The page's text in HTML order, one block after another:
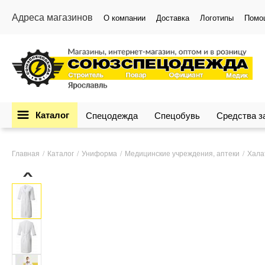
Адреса магазинов О компании Доставка Логотипы
Каталог Спецодежда Спецобувь Средства
Главная Каталог Униформа Медицинские учреждения, аптеки
›